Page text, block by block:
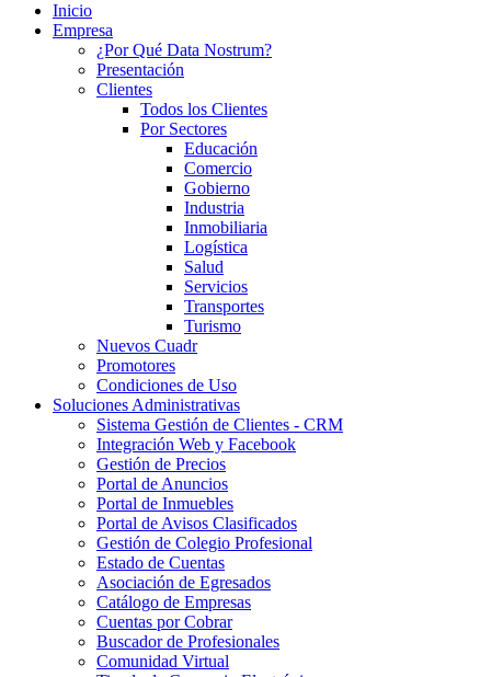
Inicio
Empresa
¿Por Qué Data Nostrum?
Presentación
Clientes
Todos los Clientes
Por Sectores
Educación
Comercio
Gobierno
Industria
Inmobiliaria
Logística
Salud
Servicios
Transportes
Turismo
Nuevos Cuadr
Promotores
Condiciones de Uso
Soluciones Administrativas
Sistema Gestión de Clientes - CRM
Integración Web y Facebook
Gestión de Precios
Portal de Anuncios
Portal de Inmuebles
Portal de Avisos Clasificados
Gestión de Colegio Profesional
Estado de Cuentas
Asociación de Egresados
Catálogo de Empresas
Cuentas por Cobrar
Buscador de Profesionales
Comunidad Virtual